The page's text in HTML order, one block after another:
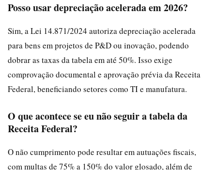
Posso usar depreciação acelerada em 2026?
Sim, a Lei 14.871/2024 autoriza depreciação acelerada
para bens em projetos de P&D ou inovação, podendo
dobrar as taxas da tabela em até 50%. Isso exige
comprovação documental e aprovação prévia da Receita
Federal, beneficiando setores como TI e manufatura.
O que acontece se eu não seguir a tabela da
Receita Federal?
O não cumprimento pode resultar em autuações fiscais,
com multas de 75% a 150% do valor glosado, além de